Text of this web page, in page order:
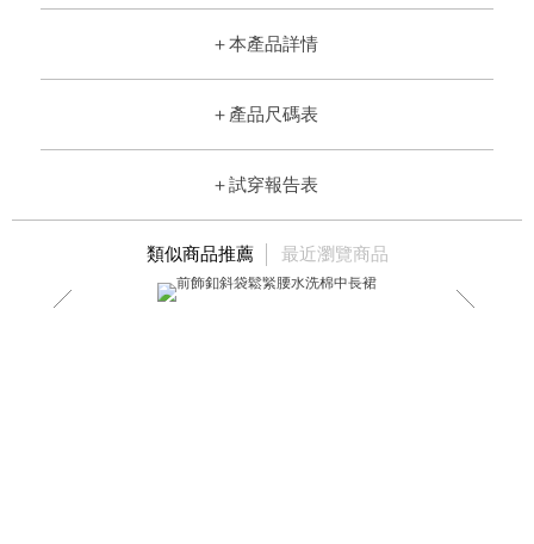
＋本產品詳情
＋ 產品尺碼表
＋試穿報告表
類似商品推薦 最近瀏覽商品